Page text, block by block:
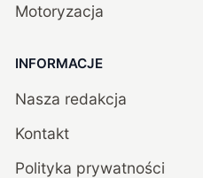
Motoryzacja
INFORMACJE
Nasza redakcja
Kontakt
Polityka prywatności